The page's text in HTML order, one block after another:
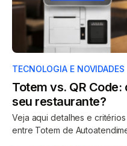
TECNOLOGIA E NOVIDADES
Totem vs. QR
seu restaurante?
Veja aqui detalhes e
entre Totem de